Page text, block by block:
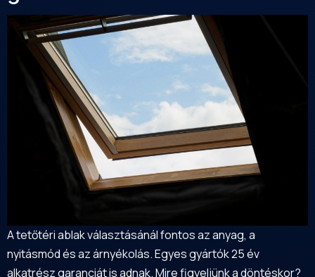
A tetőtéri ablak választásánál fontos az anyag, a
nyitásmód és az árnyékolás. Egyes gyártók 25 év
alkatrész garanciát is adnak. Mire figyeljünk a döntéskor?